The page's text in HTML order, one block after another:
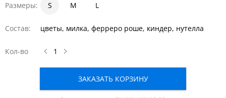
Размеры: S
1 M
1.5 L
2
Состав: цветы, милка, ферреро роше, киндер, нутелла
Кол-во
ЗАКАЗАТЬ КОРЗИНУ